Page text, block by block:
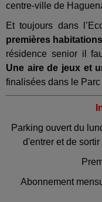
centre-ville de
Et toujours dans
premières
résidence senior il
Une aire de jeux et
finalisées dans le Parc
Parking ouvert du
d'entrer et de
Abonnement